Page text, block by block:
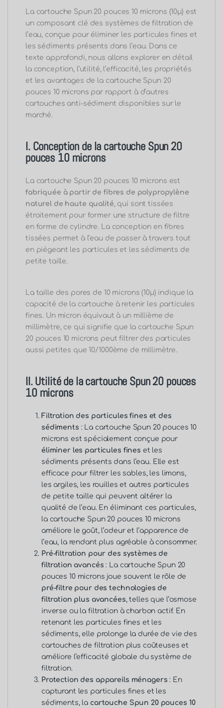
La cartouche Spun 20 pouces 10 microns (10μ) est
un composant clé des systèmes de filtration de
l’eau, conçue pour éliminer les particules fines et
les sédiments présents dans l’eau. Dans ce
texte approfondi, nous allons explorer en détail
la conception, l’utilité, l’efficacité, les propriétés
et les avantages de la cartouche Spun 20
pouces 10 microns par rapport à d’autres
cartouches anti-sédiment disponibles sur le
marché.
I. Conception de la cartouche Spun 20
pouces 10 microns
La cartouche Spun 20 pouces 10 microns est
fabriquée à partir de fibres de polypropylène
naturel de haute qualité, qui sont tissées
étroitement pour former une structure de filtre
en forme de cylindre. La conception en fibres
tissées permet à l’eau de passer à travers tout
en piégeant les particules et les sédiments de
petite taille.
La taille des pores de 10 microns (10μ) indique la
capacité de la cartouche à retenir les particules
fines. Un micron équivaut à un millième de
millimètre, ce qui signifie que la cartouche Spun
20 pouces 10 microns peut filtrer des particules
aussi petites que 10/1000ème de millimètre.
II. Utilité de la cartouche Spun 20 pouces
10 microns
Filtration des particules fines et des
sédiments : La cartouche Spun 20 pouces 10
microns est spécialement conçue pour
éliminer les particules fines et les
sédiments présents dans l’eau. Elle est
efficace pour filtrer les sables, les limons,
les argiles, les rouilles et autres particules
de petite taille qui peuvent altérer la
qualité de l’eau. En éliminant ces particules,
la cartouche Spun 20 pouces 10 microns
améliore le goût, l’odeur et l’apparence de
l’eau, la rendant plus agréable à consommer.
Pré-filtration pour des systèmes de
filtration avancés : La cartouche Spun 20
pouces 10 microns joue souvent le rôle de
pré-filtre pour des technologies de
filtration plus avancées, telles que l’osmose
inverse ou la filtration à charbon actif. En
retenant les particules fines et les
sédiments, elle prolonge la durée de vie des
cartouches de filtration plus coûteuses et
améliore l’efficacité globale du système de
filtration.
Protection des appareils ménagers : En
capturant les particules fines et les
sédiments, la cartouche Spun 20 pouces 10